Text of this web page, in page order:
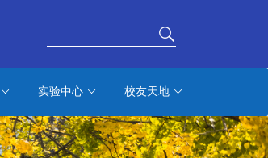
实验中心 校友天地